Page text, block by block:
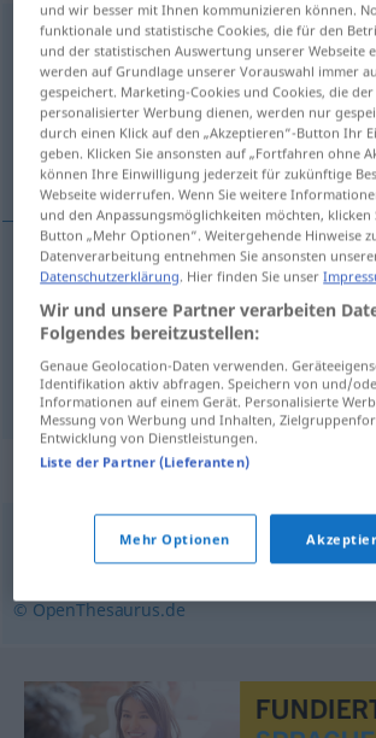
schleudern v/t
Übersicht aller Übersetzungen
(Für mehr Details die Übersetzung anklicken/
slenge, sentrifugere
slenge schleudern
sentrifugere schleudern
Synonyme für
feuern (ugs.)
© OpenThesaurus.de
und wir besser mit Ihnen kommunizieren können.
funktionale und statistische Cookies, die für den
und der statistischen Auswertung unserer Webseite
werden auf Grundlage unserer Vorauswahl immer
gespeichert. Marketing-Cookies und Cookies, die
personalisierter Werbung dienen, werden nur
durch einen Klick auf den „Akzeptieren“-Button Ihr
geben. Klicken Sie ansonsten auf „Fortfahren ohne
können Ihre Einwilligung jederzeit für zukünftige
Webseite widerrufen. Wenn Sie weitere
und den Anpassungsmöglichkeiten möchten, klicken
Button „Mehr Optionen“. Weitergehende Hinweise
Datenverarbeitung entnehmen Sie ansonsten
Datenschutzerklärung. Hier finden Sie unser
Wir und unsere Partner verarbeiten
Folgendes bereitzustellen:
Genaue Geolocation-Daten verwenden.
Identifikation aktiv abfragen. Speichern von und/
Informationen auf einem Gerät. Personalisierte
Messung von Werbung und Inhalten,
Entwicklung von Dienstleistungen.
Liste der Partner (Lieferanten)
Mehr Optionen